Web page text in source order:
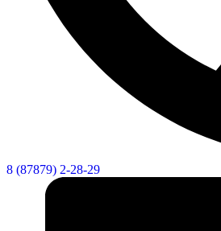
8 (87879) 2-28-29